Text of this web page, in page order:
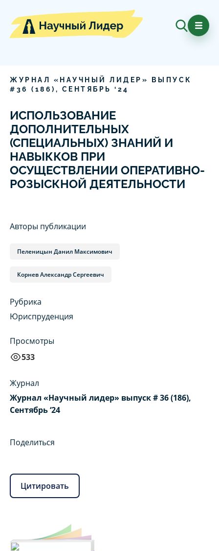
ЖУРНАЛ «НАУЧНЫЙ ЛИДЕР» ВЫПУСК
# 36 ( 186 ), СЕНТЯБРЬ ‘ 24
ИСПОЛЬЗОВАНИЕ
ДОПОЛНИТЕЛЬНЫХ
(СПЕЦИАЛЬНЫХ) ЗНАНИЙ И
НАВЫККОВ ПРИ
ОСУЩЕСТВЛЕНИИ ОПЕРАТИВНО-
РОЗЫСКНОЙ ДЕЯТЕЛЬНОСТИ
Авторы публикации
Пеленицын Данил Максимович
Корнев Александр Сергеевич
Рубрика
Юриспруденция
Просмотры
533
Журнал
Журнал «Научный лидер» выпуск # 36 (186),
Сентябрь ‘24
Поделиться
Цитировать